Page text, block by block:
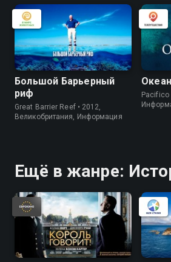
Большой Барьерный
риф
Great Barrier Reef • 2012,
Великобритания, Информация
Pacifico
Ещё в жанре: